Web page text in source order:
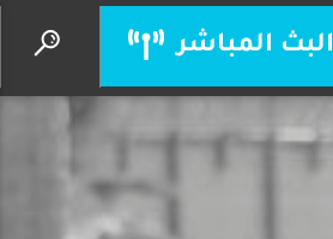
البث المباشر
سبح بِحرية
ادخلوا دياره